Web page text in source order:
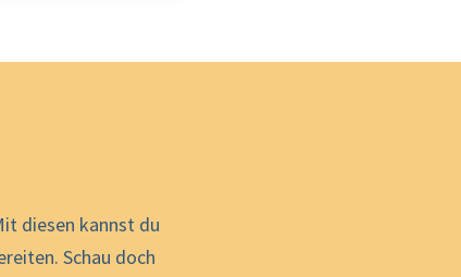
diesen kannst du
Schau doch